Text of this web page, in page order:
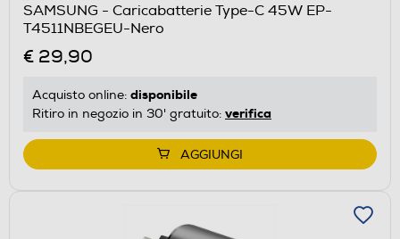
SAMSUNG - Caricabatterie Type-C 45W EP-
T4511NBEGEU-Nero
€ 29,90
Acquisto online: disponibile
Ritiro in negozio in 30' gratuito: verifica
AGGIUNGI